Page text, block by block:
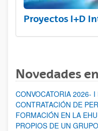
Proyectos I+D
Novedades
CONVOCATORIA 2026-
CONTRATACIÓN DE
FORMACIÓN EN LA
PROPIOS DE UN